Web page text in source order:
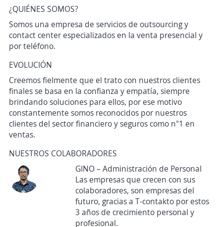
¿QUIÉNES SOMOS?
Somos una empresa de servicios de outsourcing y
contact center especializados en la venta presencial y
por teléfono.
EVOLUCIÓN
Creemos fielmente que el trato con nuestros clientes
finales se basa en la confianza y empatía, siempre
brindando soluciones para ellos, por ese motivo
constantemente somos reconocidos por nuestros
clientes del sector financiero y seguros como n°1 en
ventas.
NUESTROS COLABORADORES
GINO – Administración de Personal
Las empresas que crecen con sus
colaboradores, son empresas del
futuro, gracias a T-contakto por estos
3 años de crecimiento personal y
profesional.